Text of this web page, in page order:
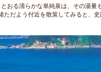
おる清らかな単純泉は、その湯量
だよう付近を散策してみると、史